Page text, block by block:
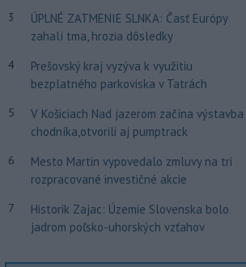
3
ÚPLNÉ ZATMENIE SLNKA: Časť Európy
zahalí tma, hrozia dôsledky
4
Prešovský kraj vyzýva k využitiu
bezplatného parkoviska v Tatrách
5
V Košiciach Nad jazerom začína výstavba
chodníka,otvorili aj pumptrack
6
Mesto Martin vypovedalo zmluvy na tri
rozpracované investičné akcie
7
Historik Zajac: Územie Slovenska bolo
jadrom poľsko-uhorských vzťahov